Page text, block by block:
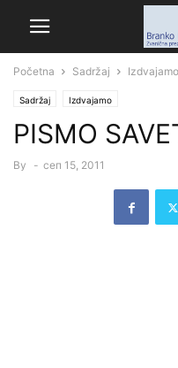
Početna Sadržaj Izdvajamo
Sadržaj Izdvajamo
PISMO
By - сеп 15, 2011